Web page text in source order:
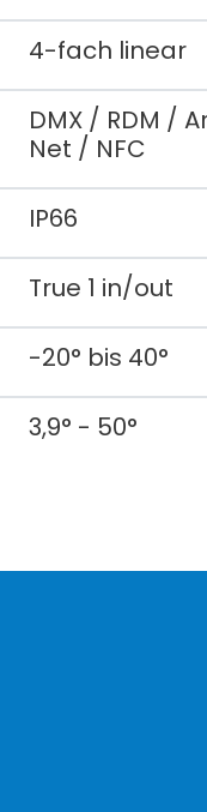
4-fach linear
DMX / RDM /
Net / NFC
IP66
True 1 in/out
-20° bis 40°
3,9° - 50°